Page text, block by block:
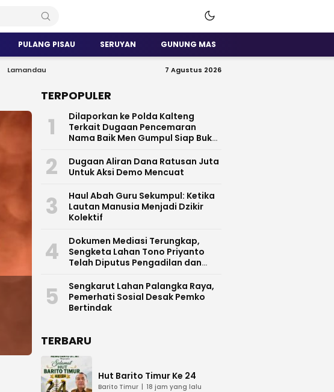
PULANG PISAU SERUYAN GUNUNG MAS
Lamandau 7 Agustus 2026
TERPOPULER
1
Dilaporkan ke Polda Kalteng
Terkait Dugaan Pencemaran
Nama Baik Men Gumpul Siap Buka
2
Dugaan Aliran Dana Ratusan Juta
Untuk Aksi Demo Mencuat
3
Haul Abah Guru Sekumpul: Ketika
Lautan Manusia Menjadi Dzikir
Kolektif
4
​Dokumen Mediasi Terungkap,
Sengketa Lahan Tono Priyanto
Telah Diputus Pengadilan dan
5
Sengkarut Lahan Palangka Raya,
Pemerhati Sosial Desak Pemko
Bertindak
TERBARU
Hut Barito Timur Ke 24
Barito Timur 18 jam yang lalu